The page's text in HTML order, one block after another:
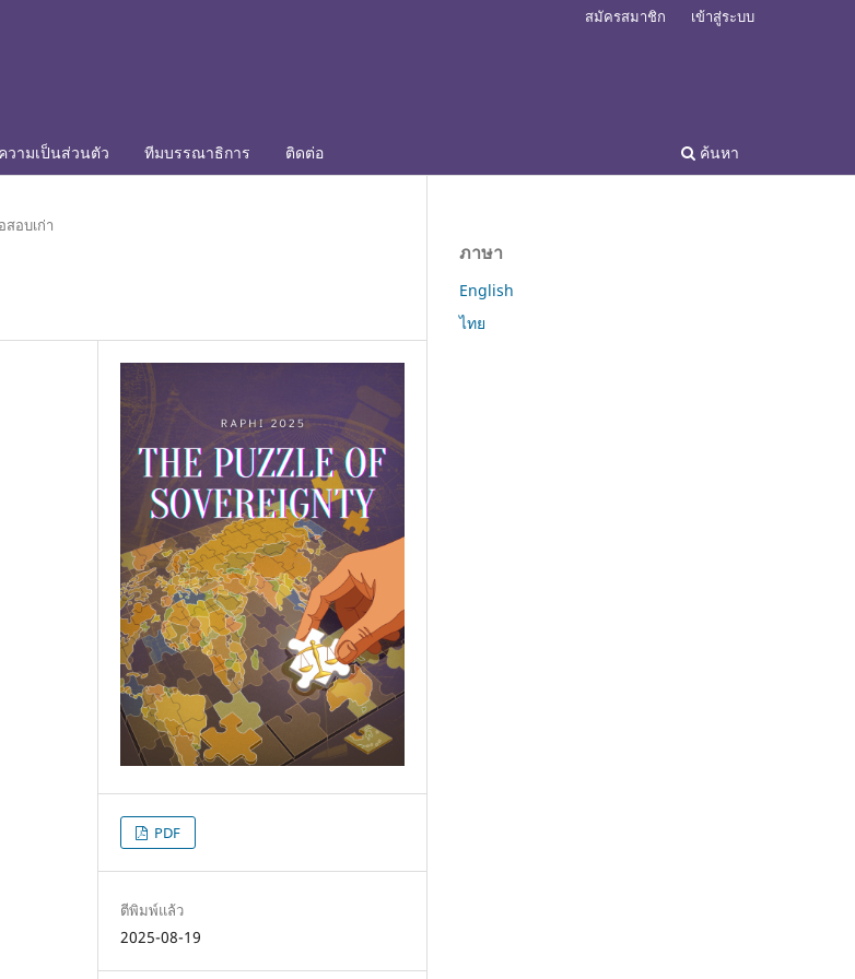
วามเป็นส่วนตัว ทีมบรรณาธิการ ติดต่อ ค้นหา
สมัครสมาชิก เข้าสู่ระบบ
สอบเก่า
PDF
ตีพิมพ์แล้ว
2025-08-19
ภาษา
English
ไทย